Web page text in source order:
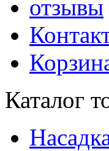
отзывы
Каталог